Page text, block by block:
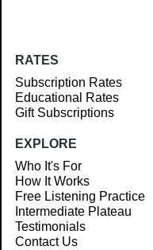
RATES
Subscription Rates
Educational Rates
Gift Subscriptions
EXPLORE
Who It's For
How It Works
Free Listening Practice
Intermediate Plateau
Testimonials
Contact Us